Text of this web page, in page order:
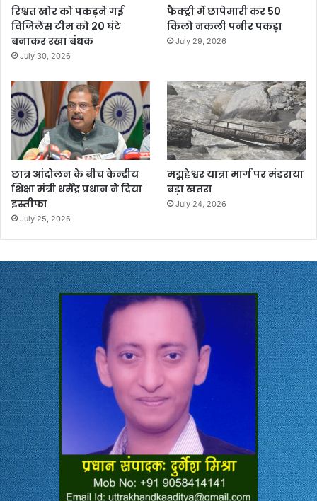
रिश्वत खोर को पकड़ने गई
विजिलेंस टीम को 20 घंटे
बनाकर रखा बंधक
July 30, 2026
फैक्ट्री में छापेमारी कर 50
किलो नकली पनीर पकड़ा
July 29, 2026
छात्र आंदोलन के बीच केन्द्रीय
शिक्षा मंत्री धर्मेंद्र प्रधान ने दिया
इस्तीफा
July 25, 2026
मद्महेश्वर यात्रा मार्ग पर मंडराया
बड़ा खतरा
July 24, 2026